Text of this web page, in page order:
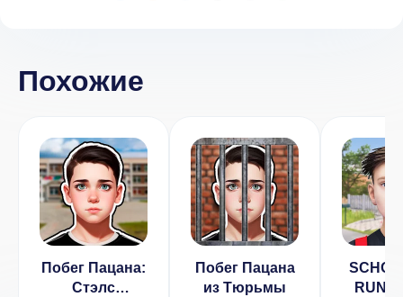
Похожие
Побег Пацана:
Стэлс
Побег Пацана
из Тюрьмы